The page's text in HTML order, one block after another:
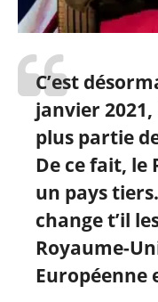
C’est
janvier
plus partie
De ce fait, le
un pays
change t’il
Royaume-
Européenne